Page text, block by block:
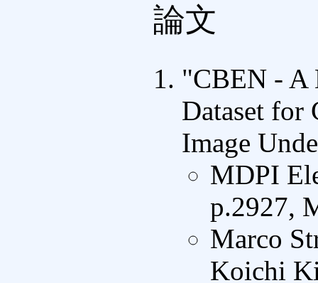
論文
"CBEN - A
Dataset for
Image
MDPI
p.2927,
Marco
Koichi